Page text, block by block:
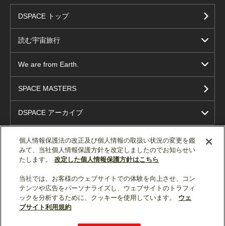
DSPACE トップ
読む宇宙旅行
We are from Earth.
SPACE MASTERS
DSPACE アーカイブ
ソーシャルメディア公式アカウント一覧
個人情報保護
個人情報保護法の改正及び個人情報の取扱い状況の変更を鑑
みて、当社個人情報保護方針を改定しましたのでお知らせい
たします。
改定した個人情報保護方針はこちら
当社では、お客様のウェブサイトでの体験を向上させ、コン
テンツや広告をパーソナライズし、ウェブサイトのトラフィ
ックを分析するために、クッキーを使用しています。
ウェ
ブサイト利用規約